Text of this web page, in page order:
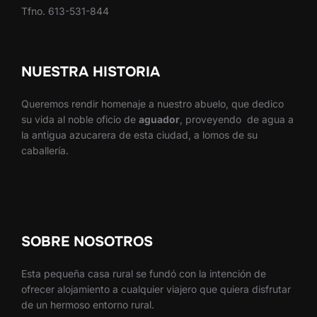
Tfno. 613-531-844
NUESTRA HISTORIA
Queremos rendir homenaje a nuestro abuelo, que dedico
su vida al noble oficio de aguador , proveyendo de agua a
la antigua azucarera de esta ciudad, a lomos de su
caballería.
SOBRE NOSOTROS
Esta pequeña casa rural se fundó con la intención de
ofrecer alojamiento a cualquier viajero que quiera disfrutar
de un hermoso entorno rural.